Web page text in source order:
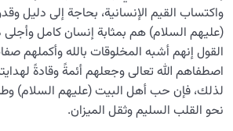
واكتساب القيم الإنسانية، بحاجة إلى دليل
(عليهم السلام) هم بمثابة إنسان كامل وأجلى
القول إنهم أشبه المخلوقات بالله وأكملهم
اصطفاهم الله تعالى وجعلهم أئمةً وقادةً
لذلك، فإن حب أهل البيت (عليهم السلام)
نحو القلب السليم وثقل الميزان.